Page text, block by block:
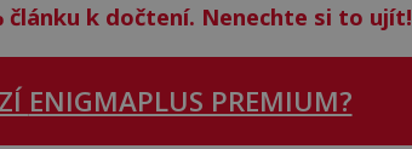
článku k dočtení. Nenechte si to ujít!
ENIGMAPLUS PREMIUM?